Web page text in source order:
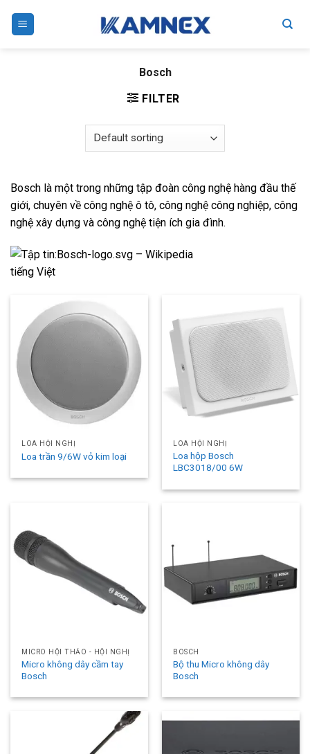
Bosch
FILTER
Bosch là một trong những tập đoàn công nghệ hàng đầu thế
giới, chuyên về công nghệ ô tô, công nghệ công nghiệp, công
nghệ xây dựng và công nghệ tiện ích gia đình.
LOA HỘI NGHỊ
Loa trần 9/6W vỏ kim loại
LOA HỘI NGHỊ
Loa hộp Bosch
LBC3018/00 6W
MICRO HỘI THẢO - HỘI NGHỊ
Micro không dây cầm tay
Bosch
BOSCH
Bộ thu Micro không dây
Bosch